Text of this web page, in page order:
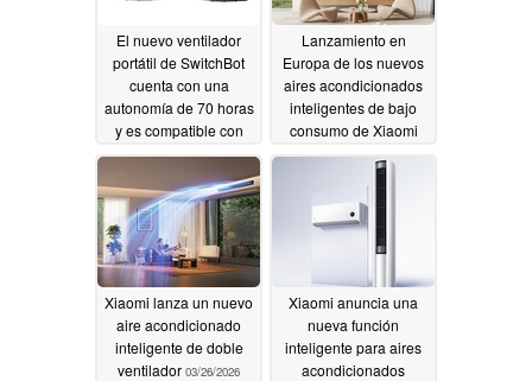
El nuevo ventilador
portátil de SwitchBot
cuenta con una
autonomía de 70 horas
y es compatible con
Matter07/31/2026
Lanzamiento en
Europa de los nuevos
aires acondicionados
inteligentes de bajo
consumo de Xiaomi
04/08/2026
Xiaomi lanza un nuevo
aire acondicionado
inteligente de doble
ventilador 03/26/2026
Xiaomi anuncia una
nueva función
inteligente para aires
acondicionados